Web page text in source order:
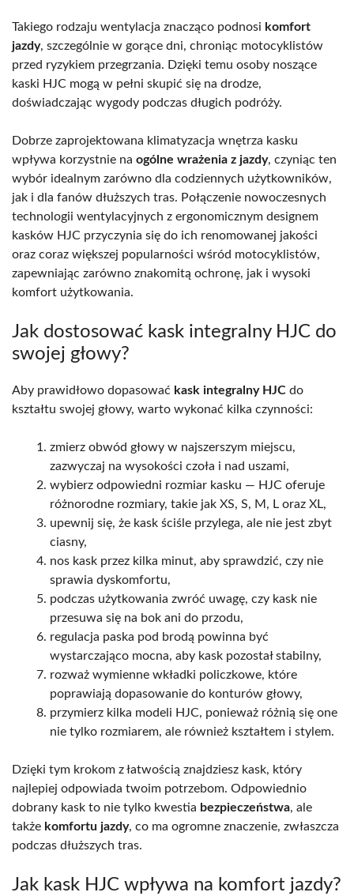
Takiego rodzaju wentylacja znacząco podnosi komfort
jazdy, szczególnie w gorące dni, chroniąc motocyklistów
przed ryzykiem przegrzania. Dzięki temu osoby noszące
kaski HJC mogą w pełni skupić się na drodze,
doświadczając wygody podczas długich podróży.
Dobrze zaprojektowana klimatyzacja wnętrza kasku
wpływa korzystnie na ogólne wrażenia z jazdy, czyniąc ten
wybór idealnym zarówno dla codziennych użytkowników,
jak i dla fanów dłuższych tras. Połączenie nowoczesnych
technologii wentylacyjnych z ergonomicznym designem
kasków HJC przyczynia się do ich renomowanej jakości
oraz coraz większej popularności wśród motocyklistów,
zapewniając zarówno znakomitą ochronę, jak i wysoki
komfort użytkowania.
Jak dostosować kask integralny HJC do
swojej głowy?
Aby prawidłowo dopasować kask integralny HJC do
kształtu swojej głowy, warto wykonać kilka czynności:
zmierz obwód głowy w najszerszym miejscu,
zazwyczaj na wysokości czoła i nad uszami,
wybierz odpowiedni rozmiar kasku — HJC oferuje
różnorodne rozmiary, takie jak XS, S, M, L oraz XL,
upewnij się, że kask ściśle przylega, ale nie jest zbyt
ciasny,
nos kask przez kilka minut, aby sprawdzić, czy nie
sprawia dyskomfortu,
podczas użytkowania zwróć uwagę, czy kask nie
przesuwa się na bok ani do przodu,
regulacja paska pod brodą powinna być
wystarczająco mocna, aby kask pozostał stabilny,
rozważ wymienne wkładki policzkowe, które
poprawiają dopasowanie do konturów głowy,
przymierz kilka modeli HJC, ponieważ różnią się one
nie tylko rozmiarem, ale również kształtem i stylem.
Dzięki tym krokom z łatwością znajdziesz kask, który
najlepiej odpowiada twoim potrzebom. Odpowiednio
dobrany kask to nie tylko kwestia bezpieczeństwa, ale
także komfortu jazdy, co ma ogromne znaczenie, zwłaszcza
podczas dłuższych tras.
Jak kask HJC wpływa na komfort jazdy?